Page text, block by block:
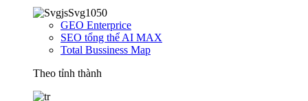
GEO Enterprice
SEO tổng thể AI MAX
Total Bussiness Map
Theo tỉnh thành